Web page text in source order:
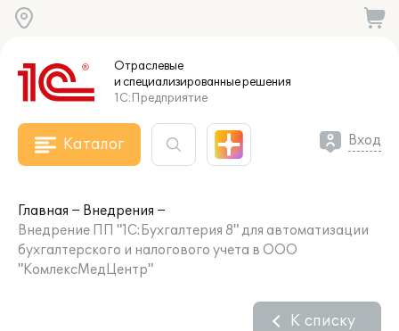
Отраслевые
и специализированныерешения
1С:Предприятие
Каталог Вход
Главная
Внедрения
Внедрение ПП "1С:Бухгалтерия 8" для автоматизации
бухгалтерского и налогового учета в ООО
"КомлексМедЦентр"
К списку